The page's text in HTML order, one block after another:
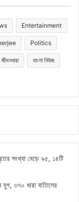
Entertainment
Politics
জীবনধারা বাংলা নিউজ
সংখ্যা বেড়ে ৯৫, ১৪টি
৩৭০ ধারা বাতিলের